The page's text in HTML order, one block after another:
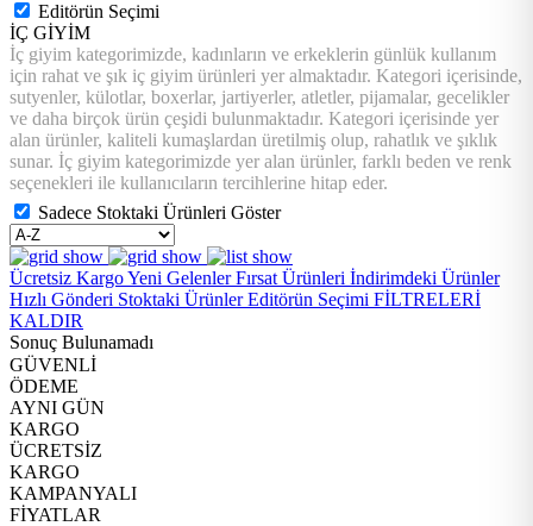
Editörün Seçimi
İÇ GİYİM
İç giyim kategorimizde, kadınların ve erkeklerin günlük kullanım
için rahat ve şık iç giyim ürünleri yer almaktadır. Kategori içerisinde,
sutyenler, külotlar, boxerlar, jartiyerler, atletler, pijamalar, gecelikler
ve daha birçok ürün çeşidi bulunmaktadır. Kategori içerisinde yer
alan ürünler, kaliteli kumaşlardan üretilmiş olup, rahatlık ve şıklık
sunar. İç giyim kategorimizde yer alan ürünler, farklı beden ve renk
seçenekleri ile kullanıcıların tercihlerine hitap eder.
Sadece Stoktaki Ürünleri Göster
Ücretsiz KargoYeni GelenlerFırsat Ürünleri İndirimdeki Ürünler
Hızlı Gönderi Stoktaki ÜrünlerEditörün Seçimi FİLTRELERİ
KALDIR
Sonuç Bulunamadı
GÜVENLİ
ÖDEME
AYNI GÜN
KARGO
ÜCRETSİZ
KARGO
KAMPANYALI
FİYATLAR